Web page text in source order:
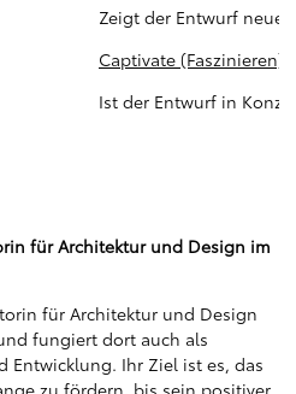
Zeigt der Entwurf
Captivate (Faszinieren)
Ist der Entwurf in
für Architektur und Design im
für Architektur und Design
fungiert dort auch als
Entwicklung. Ihr Ziel ist es, das
zu fördern, bis sein positiver